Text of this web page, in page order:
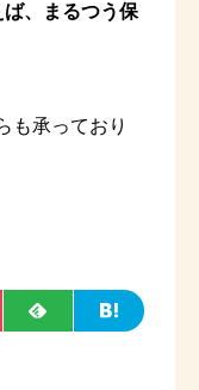
、まるつう保
も承っており